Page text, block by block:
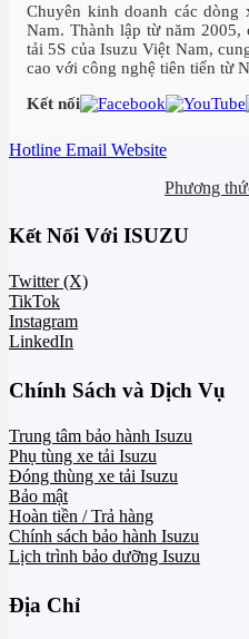
Chuyên kinh doanh các
Nam. Thành lập từ năm
tải 5S của Isuzu Việt Nam,
cao với công nghệ tiên tiến từ
Kết nối
Hotline Email Website
Phương
Kết Nối Với ISUZU
Twitter (X)
TikTok
Instagram
LinkedIn
Chính Sách và Dịch Vụ
Trung tâm bảo hành Isuzu
Phụ tùng xe tải Isuzu
Đóng thùng xe tải Isuzu
Bảo mật
Hoàn tiền / Trả hàng
Chính sách bảo hành Isuzu
Lịch trình bảo dưỡng Isuzu
Địa Chỉ